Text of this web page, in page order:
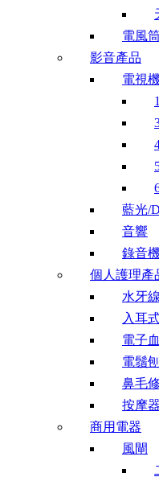
電風
影音產品
電視
藍光/
音響
錄音
個人護理產
水牙線
入耳
電子
電鬚刨
鼻毛
按摩器
商用電器
風閘